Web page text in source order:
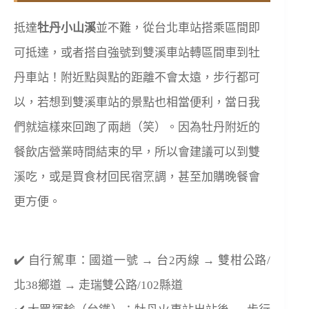
抵達牡丹小山溪並不難，從台北車站搭乘區間即
可抵達，或者搭自強號到雙溪車站轉區間車到牡
丹車站！附近點與點的距離不會太遠，步行都可
以，若想到雙溪車站的景點也相當便利，當日我
們就這樣來回跑了兩趟（笑）。因為牡丹附近的
餐飲店營業時間結束的早，所以會建議可以到雙
溪吃，或是買食材回民宿烹調，甚至加購晚餐會
更方便。
✔️ 自行駕車：國道一號 → 台2丙線 → 雙柑公路/
北38鄉道 → 走瑞雙公路/102縣道